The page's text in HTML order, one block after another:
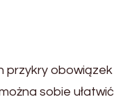
przykry obowiązek
sobie ułatwić